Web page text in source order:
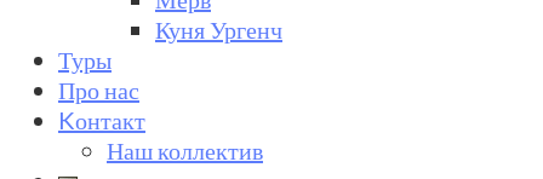
Куня Ургенч
Туры
Про нас
Kонтакт
Наш коллектив